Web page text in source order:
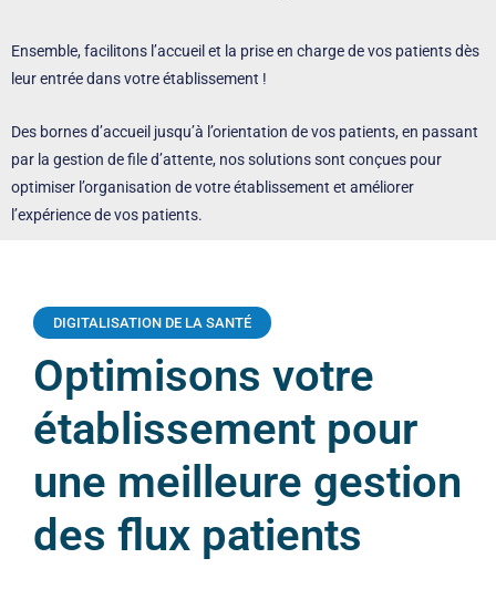
Ensemble, facilitons l’accueil et la prise en charge de vos patients dès
leur entrée dans votre établissement !
Des bornes d’accueil jusqu’à l’orientation de vos patients, en passant
par la gestion de file d’attente, nos solutions sont conçues pour
optimiser l’organisation de votre établissement et améliorer
l’expérience de vos patients.
DIGITALISATION DE LA SANTÉ
Optimisons votre
établissement pour
une meilleure gestion
des flux patients